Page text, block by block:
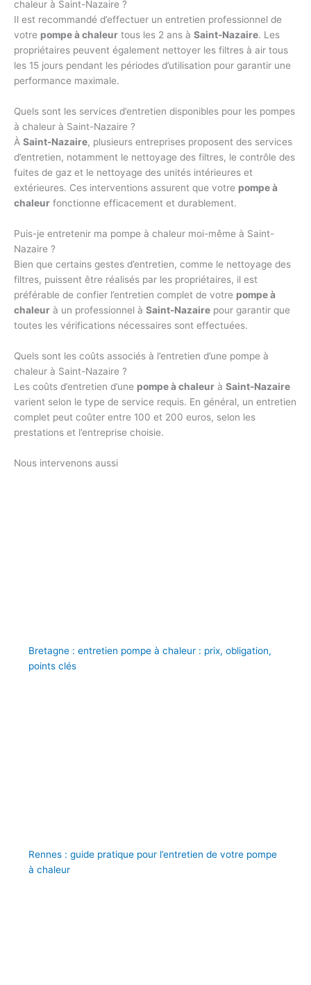
chaleur à Saint-Nazaire ?
Il est recommandé d’effectuer un entretien professionnel de
votre pompe à chaleur tous les 2 ans à Saint-Nazaire. Les
propriétaires peuvent également nettoyer les filtres à air tous
les 15 jours pendant les périodes d’utilisation pour garantir une
performance maximale.
Quels sont les services d’entretien disponibles pour les pompes
à chaleur à Saint-Nazaire ?
À Saint-Nazaire, plusieurs entreprises proposent des services
d’entretien, notamment le nettoyage des filtres, le contrôle des
fuites de gaz et le nettoyage des unités intérieures et
extérieures. Ces interventions assurent que votre pompe à
chaleur fonctionne efficacement et durablement.
Puis-je entretenir ma pompe à chaleur moi-même à Saint-
Nazaire ?
Bien que certains gestes d’entretien, comme le nettoyage des
filtres, puissent être réalisés par les propriétaires, il est
préférable de confier l’entretien complet de votre pompe à
chaleur à un professionnel à Saint-Nazaire pour garantir que
toutes les vérifications nécessaires sont effectuées.
Quels sont les coûts associés à l’entretien d’une pompe à
chaleur à Saint-Nazaire ?
Les coûts d’entretien d’une pompe à chaleur à Saint-Nazaire
varient selon le type de service requis. En général, un entretien
complet peut coûter entre 100 et 200 euros, selon les
prestations et l’entreprise choisie.
Nous intervenons aussi
Bretagne : entretien pompe à chaleur : prix, obligation,
points clés
Rennes : guide pratique pour l’entretien de votre pompe
à chaleur